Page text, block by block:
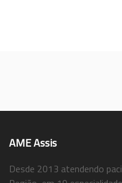
AME Assis
Desde 2013 atendendo